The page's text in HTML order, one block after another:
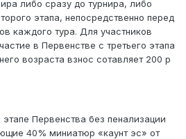
либо сразу до турнира, либо
этапа, непосредственно перед
каждого тура. Для участников
в Первенстве с третьего этапа
возраста взнос сотавляет 200 р
Первенства без пенализации
40% миниатюр «каунт эс» от